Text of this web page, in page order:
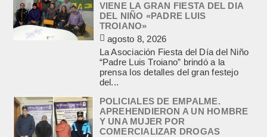
VIENE LA GRAN FIESTA DEL DIA
DEL NIÑO «PADRE LUIS
TROIANO»
agosto 8, 2026
La Asociación Fiesta del Día del Niño
“Padre Luis Troiano” brindó a la
prensa los detalles del gran festejo
del...
POLICIALES DE EMPALME.
APREHENDIERON A UN HOMBRE
Y UNA MUJER POR
COMERCIALIZAR DROGAS